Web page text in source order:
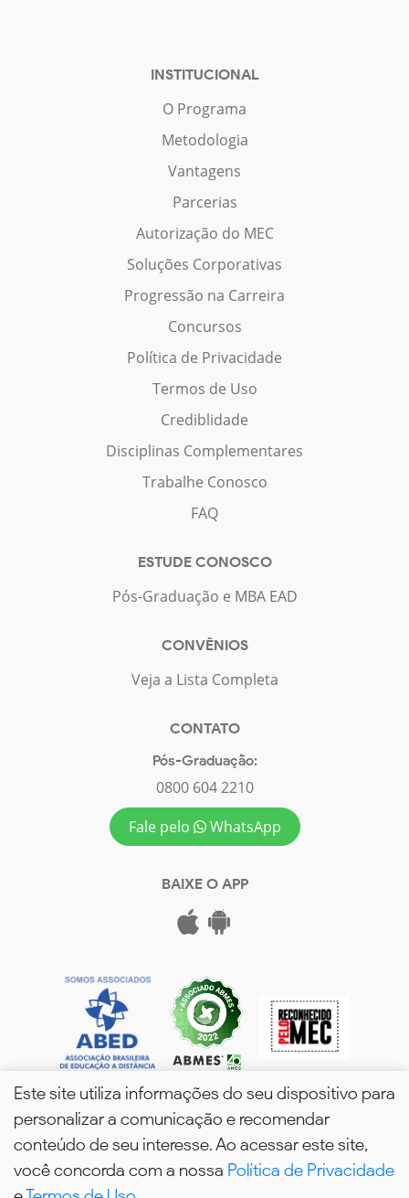
INSTITUCIONAL
O Programa
Metodologia
Vantagens
Parcerias
Autorização do MEC
Soluções Corporativas
Progressão na Carreira
Concursos
Política de Privacidade
Termos de Uso
Crediblidade
Disciplinas Complementares
Trabalhe Conosco
FAQ
ESTUDE CONOSCO
Pós-Graduação e MBA EAD
CONVÊNIOS
Veja a Lista Completa
CONTATO
Pós-Graduação:
0800 604 2210
Fale pelo
WhatsApp
BAIXE O APP
wPós - 2026. Todos os Direitos Reservados.
Este site utiliza informações do seu dispositivo para
personalizar a comunicação e recomendar
conteúdo de seu interesse. Ao acessar este site,
você concorda com a nossa Política de Privacidade